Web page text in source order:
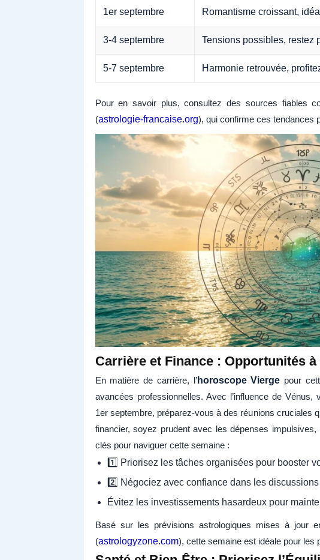
1er septembre Romantisme croissant,
3-4 septembre Tensions possibles, restez
5-7 septembre Harmonie retrouvée,
Pour en savoir plus, consultez des sources fiables
(astrologie-francaise.org), qui confirme ces tendances
Carrière et Finance : Opportunités
En matière de carrière, l’horoscope Vierge pour
avancées professionnelles. Avec l’influence de
1er septembre, préparez-vous à des réunions cruciales
financier, soyez prudent avec les dépenses
clés pour naviguer cette semaine :
1️⃣ Priorisez les tâches organisées pour booster
2️⃣ Négociez avec confiance dans les
Évitez les investissements hasardeux pour
Basé sur les prévisions astrologiques mises à jour
(astrologyzone.com), cette semaine est idéale pour les